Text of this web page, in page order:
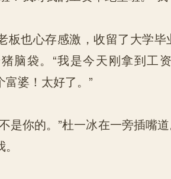
也心存感激，收留了大学毕
脑袋。“我是今天刚拿到工
婆！太好了。”
你的。”杜一冰在一旁插嘴